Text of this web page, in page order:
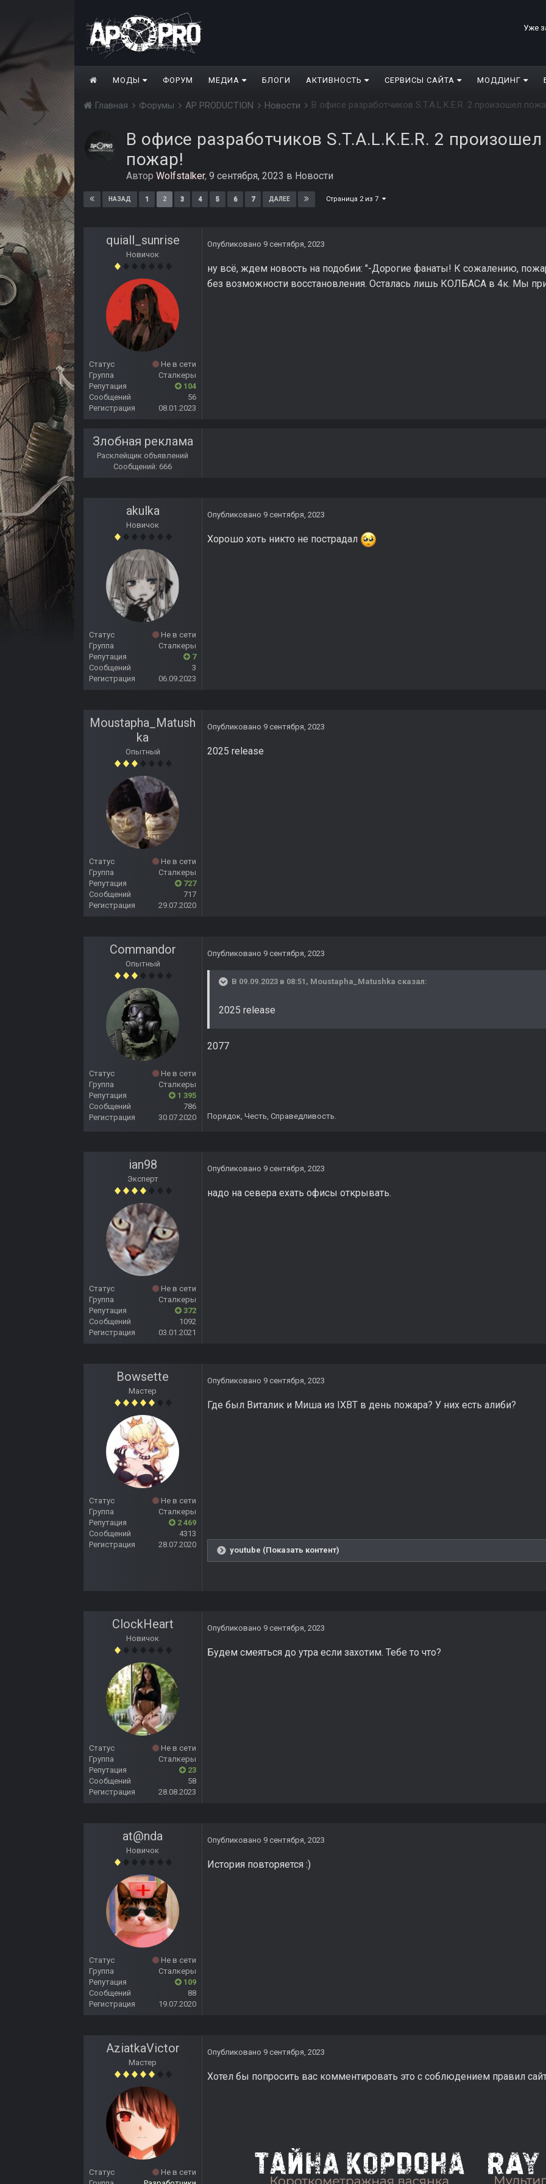
Уже
МОДЫ ФОРУМ МЕДИА БЛОГИ АКТИВНОСТЬ СЕРВИСЫ САЙТА МОДДИНГ
Главная Форумы AP PRODUCTION Новости В офисе разработчиков S.T.A.L.K.E.R. 2 произошел
В офисе разработчиков S.T.A.L.K.E.R. 2 произошел
пожар!
Автор Wolfstalker, 9 сентября, 2023 в Новости
НАЗАД 1 2 3 4 5 6 7 ДАЛЕЕ Страница 2 из 7
quiall_sunrise
Новичок
Статус
Не в сети
Группа
Сталкеры
Репутация
104
Сообщений
56
Регистрация
08.01.2023
Опубликовано 9 сентября, 2023
ну всё, ждем новость на подобии: "-Дорогие фанаты! К сожалению,
без возможности восстановления. Осталась лишь КОЛБАСА в 4к. Мы
Злобная реклама
Расклейщик объявлений
Сообщений: 666
akulka
Новичок
Статус
Не в сети
Группа
Сталкеры
Репутация
7
Сообщений
3
Регистрация
06.09.2023
Опубликовано 9 сентября, 2023
Хорошо хоть никто не пострадал
Moustapha_Matush
ka
Опытный
Статус
Не в сети
Группа
Сталкеры
Репутация
727
Сообщений
717
Регистрация
29.07.2020
Опубликовано 9 сентября, 2023
2025 release
Commandor
Опытный
Статус
Не в сети
Группа
Сталкеры
Репутация
1 395
Сообщений
786
Регистрация
30.07.2020
Опубликовано 9 сентября, 2023
В 09.09.2023 в 08:51, Moustapha_Matushka сказал:
2025 release
2077
Порядок, Честь, Справедливость.
ian98
Эксперт
Статус
Не в сети
Группа
Сталкеры
Репутация
372
Сообщений
1092
Регистрация
03.01.2021
Опубликовано 9 сентября, 2023
надо на севера ехать офисы открывать.
Bowsette
Мастер
Статус
Не в сети
Группа
Сталкеры
Репутация
2 469
Сообщений
4313
Регистрация
28.07.2020
Опубликовано 9 сентября, 2023
Где был Виталик и Миша из IXBT в день пожара? У них есть алиби?
youtube (Показать контент)
ClockHeart
Новичок
Статус
Не в сети
Группа
Сталкеры
Репутация
23
Сообщений
58
Регистрация
28.08.2023
Опубликовано 9 сентября, 2023
Будем смеяться до утра если захотим. Тебе то что?
at@nda
Новичок
Статус
Не в сети
Группа
Сталкеры
Репутация
109
Сообщений
88
Регистрация
19.07.2020
Опубликовано 9 сентября, 2023
История повторяется :)
AziatkaVictor
Мастер
Статус
Не в сети
Опубликовано 9 сентября, 2023
Хотел бы попросить вас комментировать это с соблюдением правил